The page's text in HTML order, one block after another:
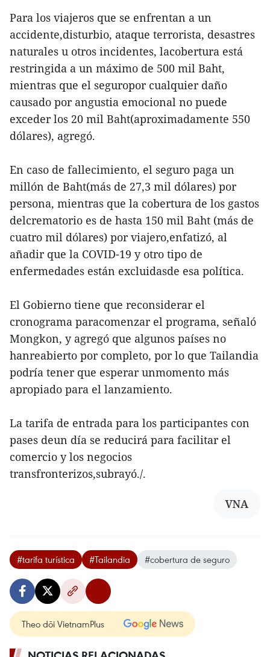
Para los viajeros que se enfrentan a un
accidente,disturbio, ataque terrorista, desastres
naturales u otros incidentes, lacobertura está
restringida a un máximo de 500 mil Baht,
mientras que el seguropor cualquier daño
causado por angustia emocional no puede
exceder los 20 mil Baht(aproximadamente 550
dólares), agregó.
En caso de fallecimiento, el seguro paga un
millón de Baht(más de 27,3 mil dólares) por
persona, mientras que la cobertura de los gastos
delcrematorio es de hasta 150 mil Baht (más de
cuatro mil dólares) por viajero,enfatizó, al
añadir que la COVID-19 y otro tipo de
enfermedades están excluidasde esa política.
El Gobierno tiene que reconsiderar el
cronograma paracomenzar el programa, señaló
Mongkon, y agregó que algunos países no
hanreabierto por completo, por lo que Tailandia
podría tener que esperar unmomento más
apropiado para el lanzamiento.
La tarifa de entrada para los participantes con
pases deun día se reducirá para facilitar el
comercio y los negocios
transfronterizos,subrayó./.
VNA
#tarifa turística #Tailandia #cobertura de seguro
Theo dõi VietnamPlus